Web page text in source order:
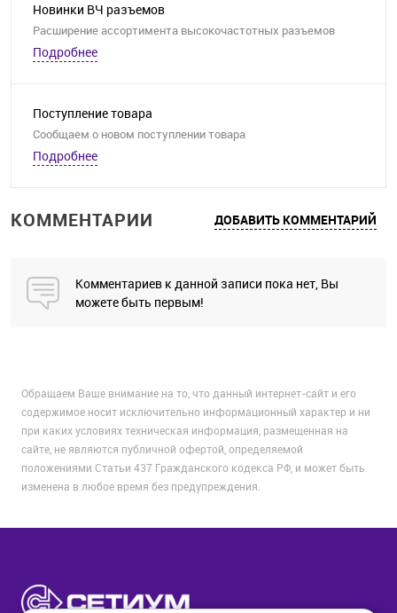
Новинки ВЧ разъемов
Расширение ассортимента высокочастотных разъемов
Подробнее
Поступление товара
Сообщаем о новом поступлении товара
Подробнее
КОММЕНТАРИИ ДОБАВИТЬ КОММЕНТАРИЙ
Комментариев к данной записи пока нет, Вы
можете быть первым!
Обращаем Ваше внимание на то, что данный интернет-сайт и его
содержимое носит исключительно информационный характер и ни
при каких условиях техническая информация, размещенная на
сайте, не являются публичной офертой, определяемой
положениями Статьи 437 Гражданского кодекса РФ, и может быть
изменена в любое время без предупреждения.